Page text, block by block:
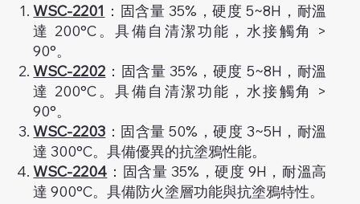
WSC-2201 ：固含量 35%，硬度 5~8H，耐溫
達 200°C。具備自清潔功能，水接觸角 >
90°。
WSC-2202 ：固含量 35%，硬度 5~8H，耐溫
達 200°C。具備自清潔功能，水接觸角 >
90°。
WSC-2203 ：固含量 50%，硬度 3~5H，耐溫
達 300°C。具備優異的抗塗鴉性能。
WSC-2204 ：固含量 35%，硬度 9H，耐溫高
達 900°C。具備防火塗層功能與抗塗鴉特性。